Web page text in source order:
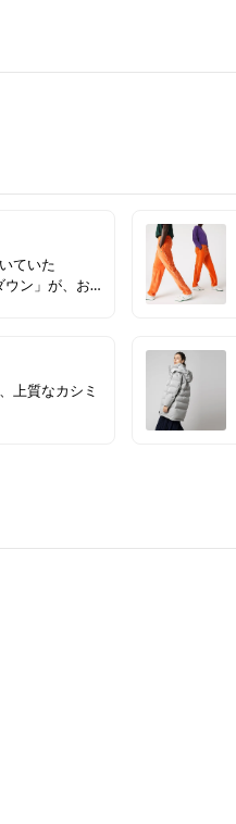
ていた
ウン」が、お
上質なカシミ